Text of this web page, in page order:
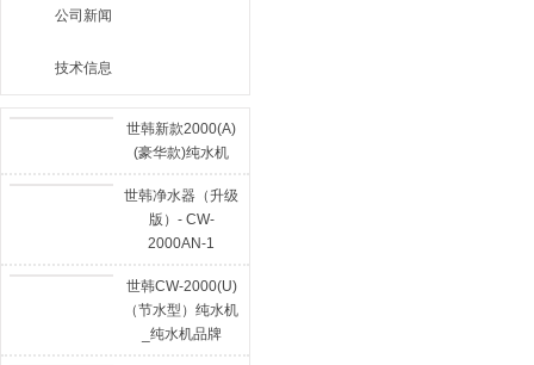
公司新闻
技术信息
世韩新款2000(A)
(豪华款)纯水机
世韩净水器（升级
2000AN-1
世韩CW-2000(U)